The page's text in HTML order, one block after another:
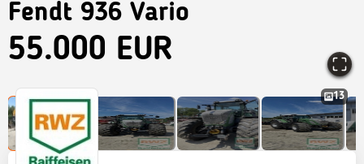
Fendt 936 Vario
55.000 EUR
13